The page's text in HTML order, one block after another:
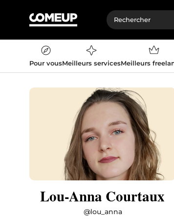
Pour vousMeilleurs servicesMeilleurs
Lou-Anna Courtaux
@lou_anna